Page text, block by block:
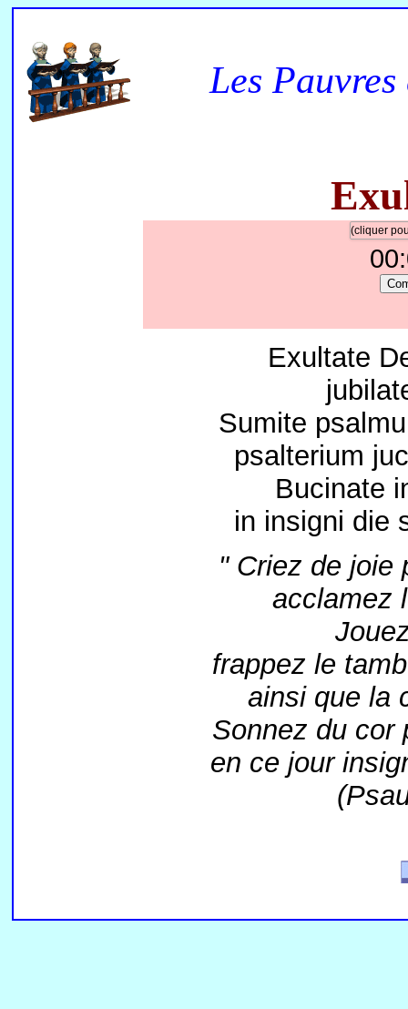
Les
(cliquer
Exultate
Sumite
psalterium
Bucinate
in insigni die
" Criez de joie
acclamez
frappez le
ainsi que la
Sonnez du cor
en ce jour